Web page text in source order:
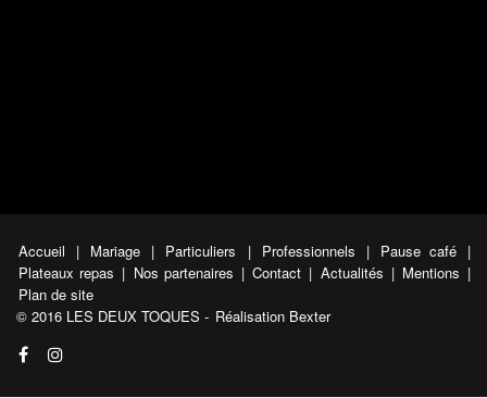
Accueil | Mariage | Particuliers | Professionnels | Pause café |
Plateaux repas | Nos partenaires | Contact | Actualités | Mentions |
Plan de site
© 2016 LES DEUX TOQUES - Réalisation Bexter